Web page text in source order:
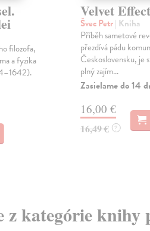
filozofa,
a fyzika
Velvet Effect
Švec Petr| Kniha
Příběh sametové
přezdívá pádu
Československu, je
plný zajím...
Zasielame do 14
16,00 €
16,49 € ?
z kategórie knihy